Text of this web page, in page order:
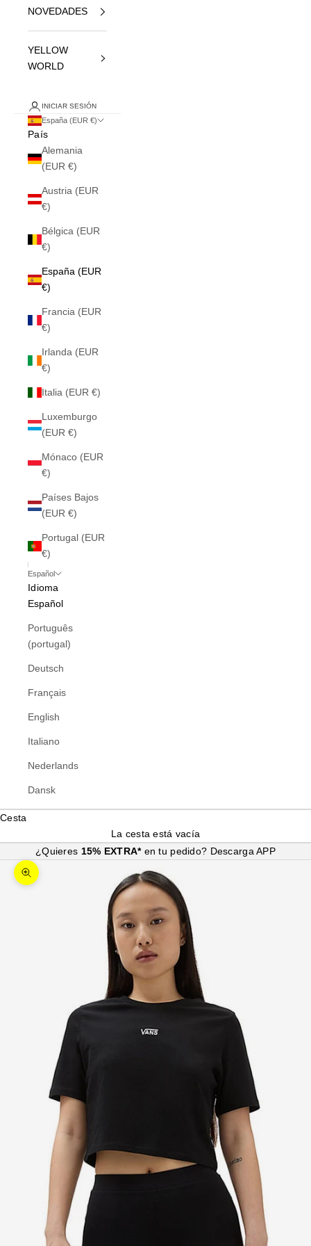
NOVEDADES
YELLOW
WORLD
INICIAR SESIÓN
España (EUR €)
País
Alemania
(EUR €)
Austria (EUR
€)
Bélgica (EUR
€)
España (EUR
€)
Francia (EUR
€)
Irlanda (EUR
€)
Italia (EUR €)
Luxemburgo
(EUR €)
Mónaco (EUR
€)
Países Bajos
(EUR €)
Portugal (EUR
€)
Español
Idioma
Español
Português
(portugal)
Deutsch
Français
English
Italiano
Nederlands
Dansk
Cesta
La cesta está vacía
¿Quieres 15% EXTRA* en tu pedido? Descarga APP
Zoom